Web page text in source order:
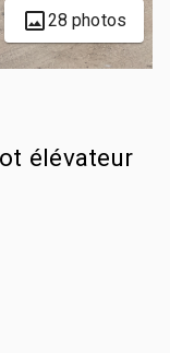
28 photos
élévateur